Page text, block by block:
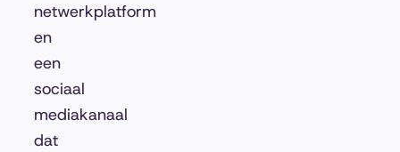
netwerkplatform
en
een
sociaal
mediakanaal
dat